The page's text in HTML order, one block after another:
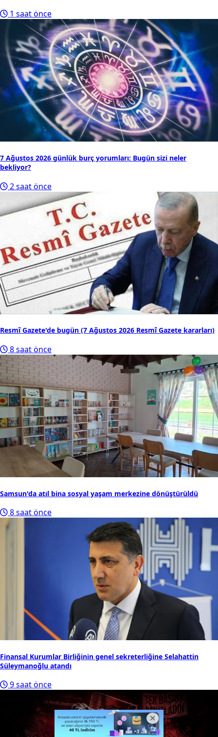
1 saat önce
7 Ağustos 2026 günlük burç yorumları: Bugün sizi neler
bekliyor?
2 saat önce
Resmî Gazete'de bugün (7 Ağustos 2026 Resmî Gazete kararları)
8 saat önce
Samsun'da atıl bina sosyal yaşam merkezine dönüştürüldü
8 saat önce
Finansal Kurumlar Birliğinin genel sekreterliğine Selahattin
Süleymanoğlu atandı
9 saat önce